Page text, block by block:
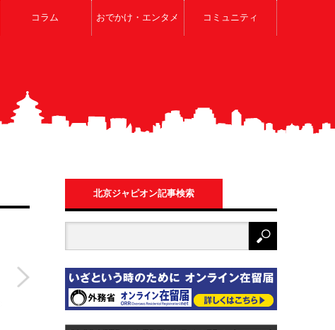
コラム おでかけ・エンタメ コミュニティ
北京ジャピオン記事検索